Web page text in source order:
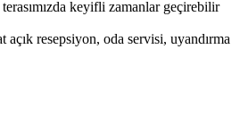
keyifli zamanlar geçirebilir
resepsiyon, oda servisi, uyandırma